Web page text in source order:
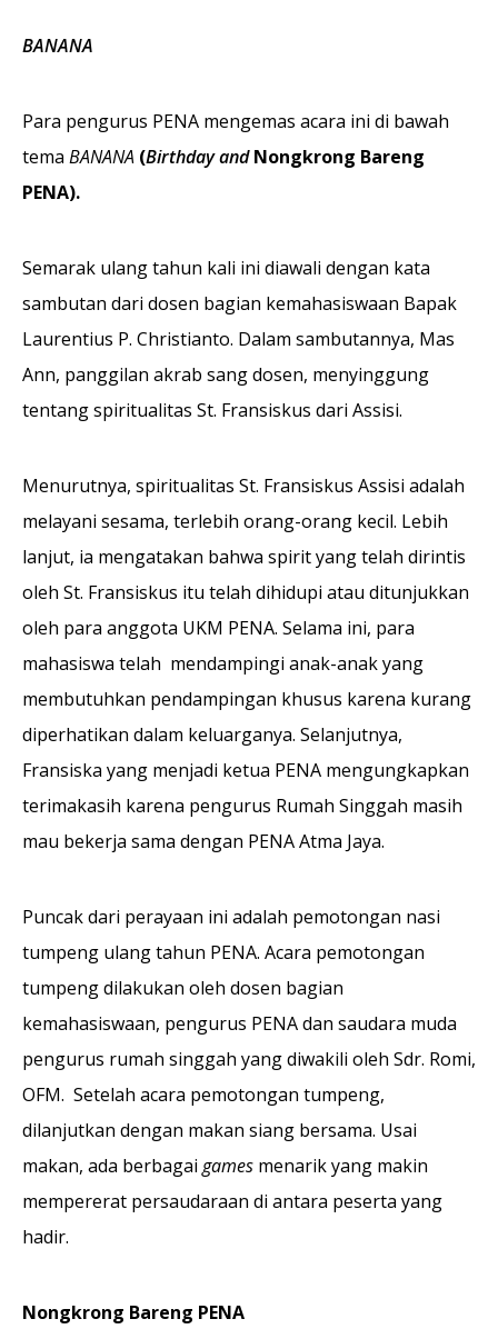
BANANA
Para pengurus PENA mengemas acara ini di bawah
tema BANANA (Birthday andNongkrong Bareng
PENA).
Semarak ulang tahun kali ini diawali dengan kata
sambutan dari dosen bagian kemahasiswaan Bapak
Laurentius P. Christianto. Dalam sambutannya, Mas
Ann, panggilan akrab sang dosen, menyinggung
tentang spiritualitas St. Fransiskus dari Assisi.
Menurutnya, spiritualitas St. Fransiskus Assisi adalah
melayani sesama, terlebih orang-orang kecil. Lebih
lanjut, ia mengatakan bahwa spirit yang telah dirintis
oleh St. Fransiskus itu telah dihidupi atau ditunjukkan
oleh para anggota UKM PENA. Selama ini, para
mahasiswa telah mendampingi anak-anak yang
membutuhkan pendampingan khusus karena kurang
diperhatikan dalam keluarganya. Selanjutnya,
Fransiska yang menjadi ketua PENA mengungkapkan
terimakasih karena pengurus Rumah Singgah masih
mau bekerja sama dengan PENA Atma Jaya.
Puncak dari perayaan ini adalah pemotongan nasi
tumpeng ulang tahun PENA. Acara pemotongan
tumpeng dilakukan oleh dosen bagian
kemahasiswaan, pengurus PENA dan saudara muda
pengurus rumah singgah yang diwakili oleh Sdr. Romi,
OFM. Setelah acara pemotongan tumpeng,
dilanjutkan dengan makan siang bersama. Usai
makan, ada berbagai games menarik yang makin
mempererat persaudaraan di antara peserta yang
hadir.
Nongkrong Bareng PENA